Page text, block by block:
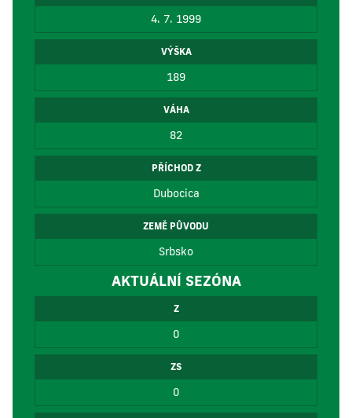
4. 7. 1999
VÝŠKA
189
VÁHA
82
PŘÍCHOD Z
Dubocica
ZEMĚ PŮVODU
Srbsko
AKTUÁLNÍ SEZÓNA
Z
0
ZS
0